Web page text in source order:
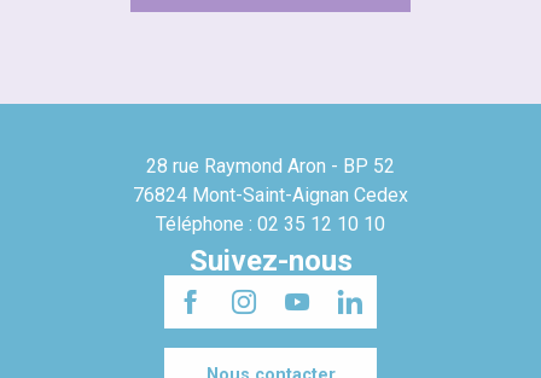
28 rue Raymond Aron - BP 52
76824 Mont-Saint-Aignan Cedex
Téléphone : 02 35 12 10 10
Suivez-nous